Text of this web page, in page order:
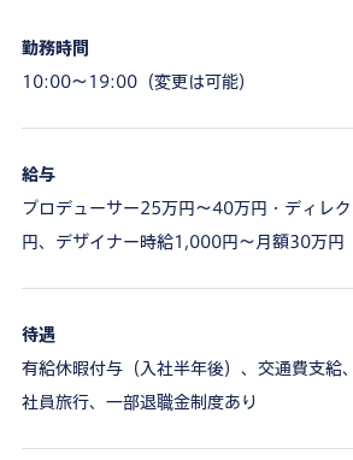
勤務時間
10:00〜19:00（変更は可能）
給与
プロデューサー25万円〜40万円・ディレ
円、デザイナー時給1,000円〜月額30万円
待遇
有給休暇付与（入社半年後）、交通費支給
社員旅行、一部退職金制度あり